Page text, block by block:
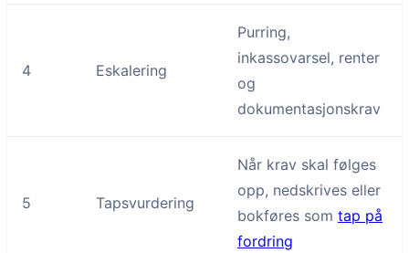
4 Eskalering
Purring,
inkassovarsel, renter
og
dokumentasjonskrav
5 Tapsvurdering
Når krav skal følges
opp, nedskrives eller
bokføres som tap på
fordring